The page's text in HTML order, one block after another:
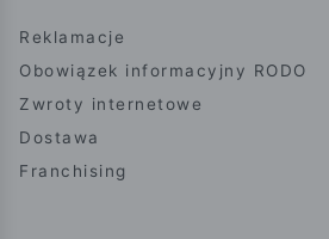
Reklamacje
Obowiązek informacyjny RODO
Zwroty internetowe
Dostawa
Franchising